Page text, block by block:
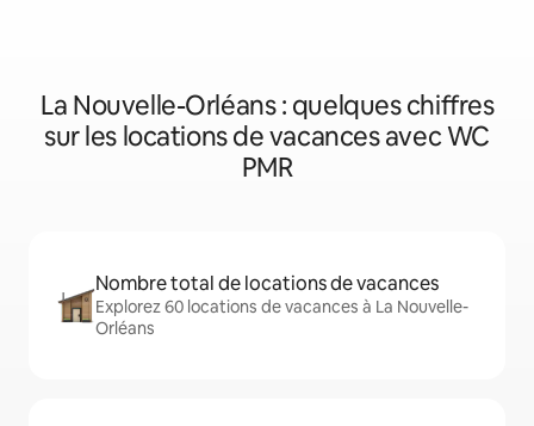
La Nouvelle-Orléans : quelques chiffres
sur les locations de vacances avec WC
PMR
Nombre total de locations de vacances
Explorez 60 locations de vacances à La Nouvelle-
Orléans